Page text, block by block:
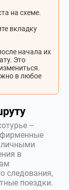
на схеме.
вкладку
начала их
Это
в любое
–
фирменные
в
следования,
поездки.